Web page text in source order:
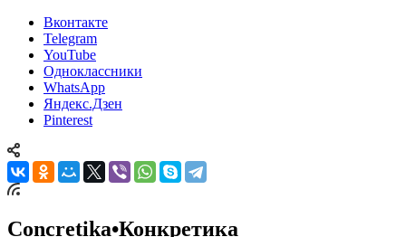
Вконтакте
Telegram
YouTube
Одноклассники
WhatsApp
Яндекс.Дзен
Pinterest
Concretika•Конкретика